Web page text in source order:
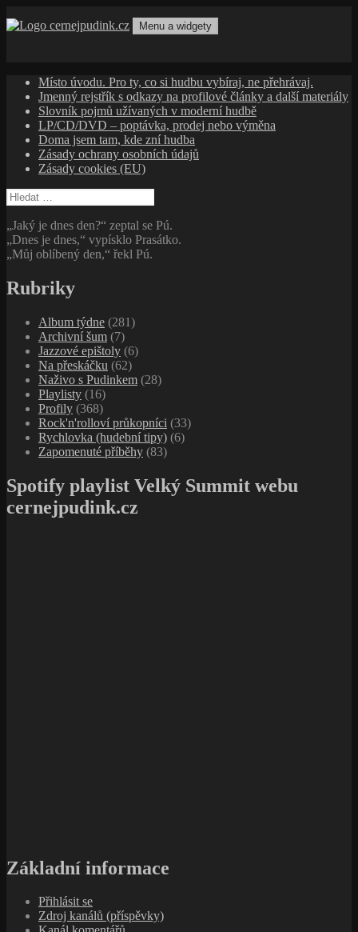
k
Menu a widgety
Místo úvodu. Pro ty, co si hudbu vybíraj, ne přehrávaj.
Jmenný rejstřík s odkazy na profilové články a další materiály
Slovník pojmů užívaných v moderní hudbě
LP/CD/DVD – poptávka, prodej nebo výměna
Doma jsem tam, kde zní hudba
Zásady ochrany osobních údajů
Zásady cookies (EU)
Vyhledávání
„Jaký je dnes den?“ zeptal se Pú.
„Dnes je dnes,“ vypísklo Prasátko.
„Můj oblíbený den,“ řekl Pú.
Rubriky
Album týdne (281)
Archivní šum (7)
Jazzové epištoly (6)
Na přeskáčku (62)
Naživo s Pudinkem (28)
Playlisty (16)
Profily (368)
Rock'n'rolloví průkopníci (33)
Rychlovka (hudební tipy) (6)
Zapomenuté příběhy (83)
Spotify playlist Velký Summit webu
cernejpudink.cz
Základní informace
Přihlásit se
Zdroj kanálů (příspěvky)